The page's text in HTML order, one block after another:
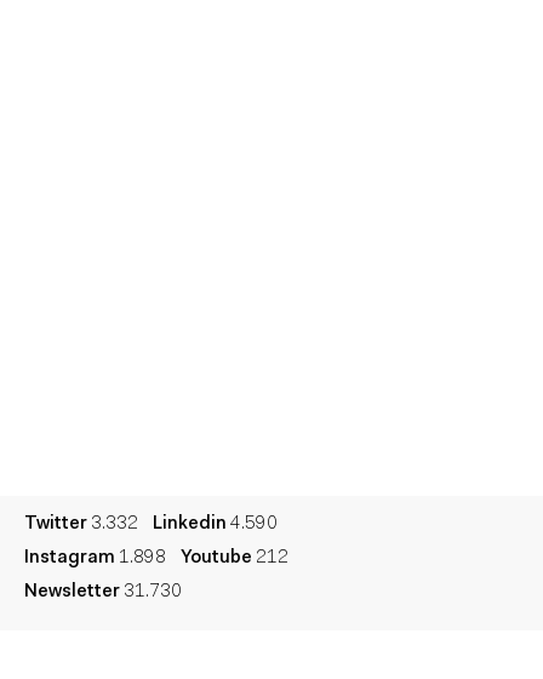
Twitter 3.332 Linkedin 4.590
Instagram 1.898 Youtube 212
Newsletter 31.730